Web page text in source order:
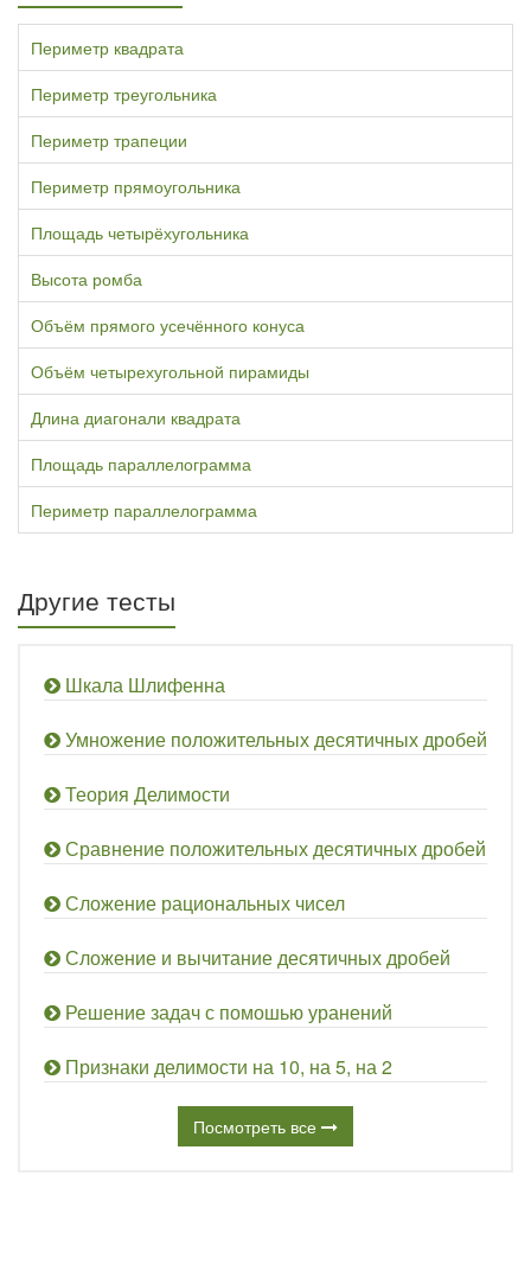
Периметр квадрата
Периметр треугольника
Периметр трапеции
Периметр прямоугольника
Площадь четырёхугольника
Высота ромба
Объём прямого усечённого конуса
Объём четырехугольной пирамиды
Длина диагонали квадрата
Площадь параллелограмма
Периметр параллелограмма
Другие тесты
Шкала Шлифенна
Умножение положительных десятичных дробей
Теория Делимости
Сравнение положительных десятичных дробей
Сложение рациональных чисел
Сложение и вычитание десятичных дробей
Решение задач с помошью уранений
Признаки делимости на 10, на 5, на 2
Посмотреть все